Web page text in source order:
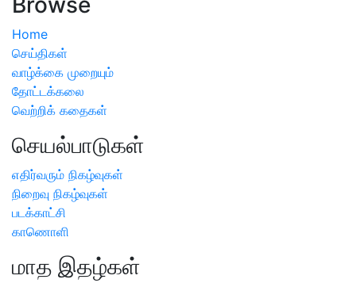
Home
செய்திகள்
வாழ்க்கை முறையும்
தோட்டக்கலை
வெற்றிக் கதைகள்
செயல்பாடுகள்
எதிர்வரும் நிகழ்வுகள்
நிறைவு நிகழ்வுகள்
படக்காட்சி
காணொளி
மாத இதழ்கள்